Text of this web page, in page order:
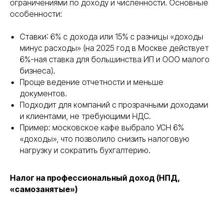
ограничениями по доходу и численности. Основные
особенности:
Ставки: 6% с дохода или 15% с разницы «доходы
минус расходы» (на 2025 год в Москве действует
6%-ная ставка для большинства ИП и ООО малого
бизнеса).
Проще ведение отчетности и меньше
документов.
Подходит для компаний с прозрачными доходами
и клиентами, не требующими НДС.
Пример: московское кафе выбрало УСН 6%
«доходы», что позволило снизить налоговую
нагрузку и сократить бухгалтерию.
Налог на профессиональный доход (НПД,
«самозанятые»)